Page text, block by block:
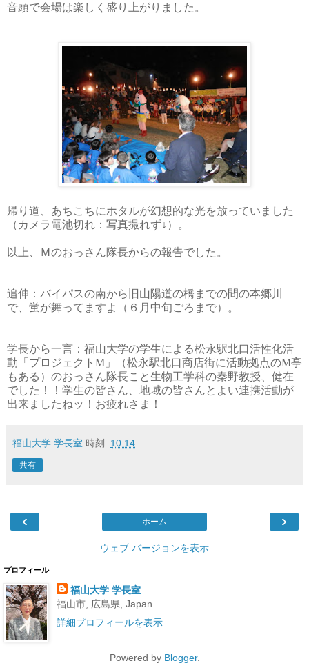
音頭で会場は楽しく盛り上がりました。
帰り道、あちこちにホタルが幻想的な光を放っていました
（カメラ電池切れ：写真撮れず↓）。
以上、Ｍのおっさん隊長からの報告でした。
追伸：バイパスの南から旧山陽道の橋までの間の本郷川
で、蛍が舞ってますよ（６ 月中旬ごろまで）。
学長から一言：福山大学の学生による松永駅北口活性化活
動「プロジェクトM」（松永駅北口商店街に活動拠点のM亭
もある）のおっさん隊長こと生物工学科の秦野教授、健在
でした！！学生の皆さん、地域の皆さんとよい連携活動が
出来ましたねッ！お疲れさま！
福山大学 学長室 時刻: 10:14
共有
‹ ›
ホーム
ウェブ バージョンを表示
プロフィール
福山大学 学長室
福山市, 広島県, Japan
詳細プロフィールを表示
Powered by Blogger.